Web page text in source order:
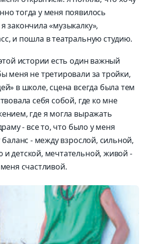
тогда у меня появилось
закончила «музыкалку»,
и пошла в театральную студию.
истории есть один важный
меня не третировали за тройки,
в школе, сцена всегда была тем
себя собой, где ко мне
где я могла выражать
- все то, что было у меня
баланс - между взрослой, сильной,
и детской, мечтательной, живой -
счастливой.